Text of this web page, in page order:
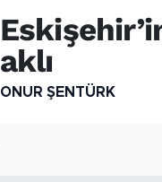
aklı
ONUR ŞENTÜRK